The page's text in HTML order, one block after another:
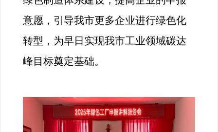
意愿，引导我市更多企业进行绿色化
转型，为早日实现我市工业领域碳达
峰目标奠定基础。